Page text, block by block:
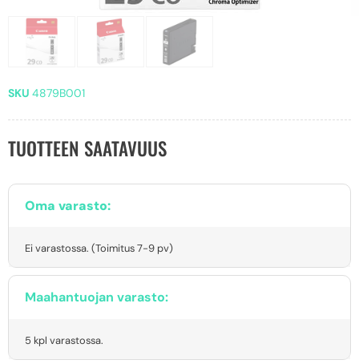
SKU 4879B001
TUOTTEEN SAATAVUUS
Oma varasto:
Ei varastossa. (Toimitus 7-9 pv)
Maahantuojan varasto:
5 kpl varastossa.